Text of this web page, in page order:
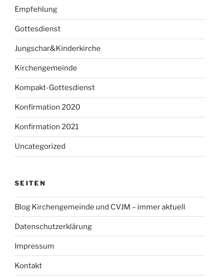
Empfehlung
Gottesdienst
Jungschar&Kinderkirche
Kirchengemeinde
Kompakt-Gottesdienst
Konfirmation 2020
Konfirmation 2021
Uncategorized
SEITEN
Blog Kirchengemeinde und CVJM – immer aktuell
Datenschutzerklärung
Impressum
Kontakt